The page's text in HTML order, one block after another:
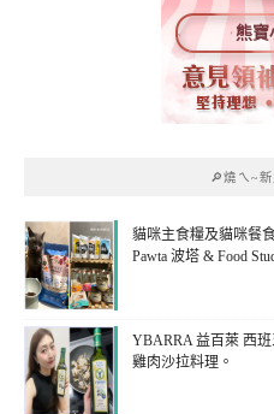
熊寶
🔎燒ㄟ~
貓咪主食糧及貓咪餐
Pawta 波塔 & Food
YBARRA 益百萊 西
雞肉沙拉料理。